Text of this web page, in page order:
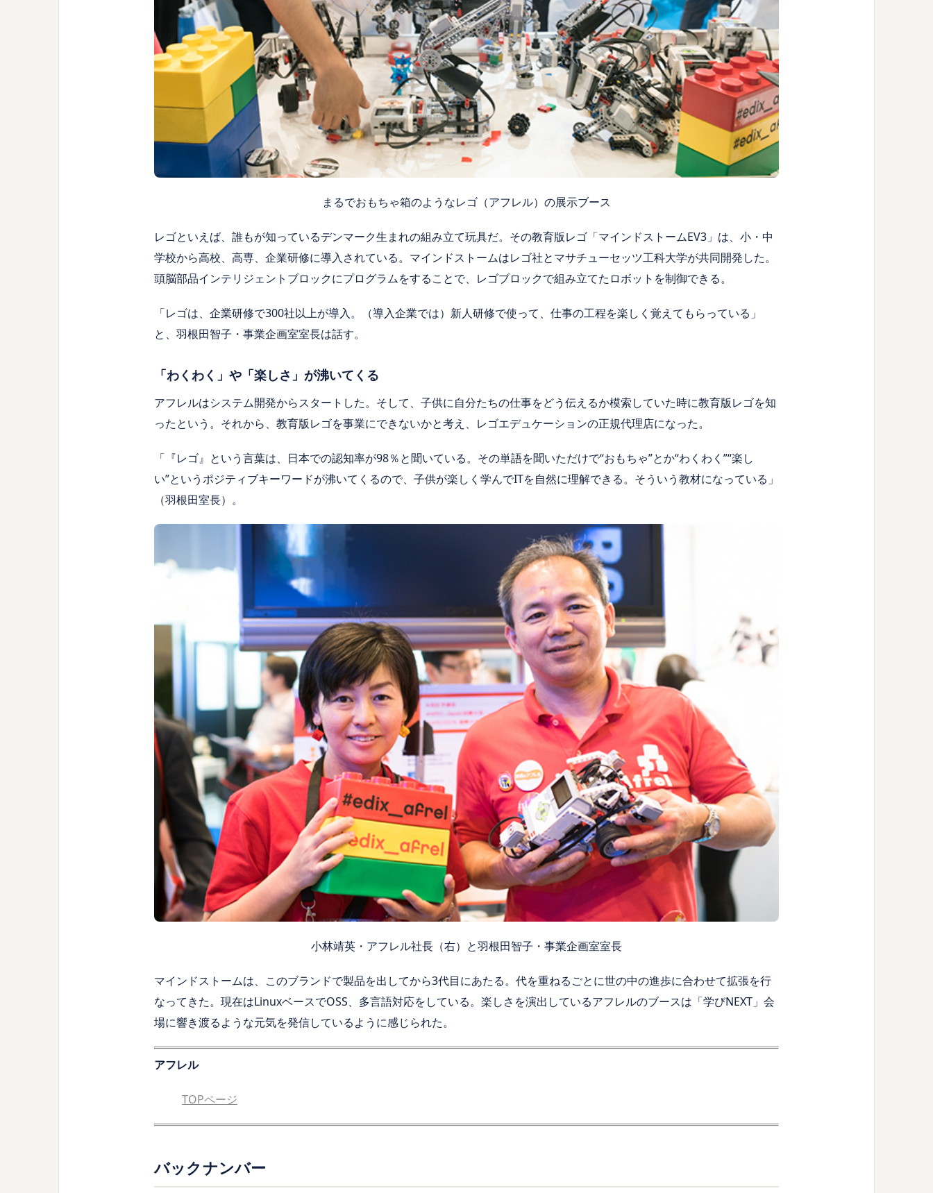
まるでおもちゃ箱のようなレゴ（アフレル）の展示ブース
レゴといえば、誰もが知っているデンマーク生まれの組み立て玩具だ。その教育版レゴ「マインドストームEV3」は、小・中
学校から高校、高専、企業研修に導入されている。マインドストームはレゴ社とマサチューセッツ工科大学が共同開発した。
頭脳部品インテリジェントブロックにプログラムをすることで、レゴブロックで組み立てたロボットを制御できる。
「レゴは、企業研修で300社以上が導入。（導入企業では）新人研修で使って、仕事の工程を楽しく覚えてもらっている」
と、羽根田智子・事業企画室室長は話す。
「わくわく」や「楽しさ」が沸いてくる
アフレルはシステム開発からスタートした。そして、子供に自分たちの仕事をどう伝えるか模索していた時に教育版レゴを知
ったという。それから、教育版レゴを事業にできないかと考え、レゴエデュケーションの正規代理店になった。
「『レゴ』という言葉は、日本での認知率が98％と聞いている。その単語を聞いただけで“おもちゃ”とか“わくわく”“楽し
い”というポジティブキーワードが沸いてくるので、子供が楽しく学んでITを自然に理解できる。そういう教材になっている」
（羽根田室長）。
小林靖英・アフレル社長（右）と羽根田智子・事業企画室室長
マインドストームは、このブランドで製品を出してから3代目にあたる。代を重ねるごとに世の中の進歩に合わせて拡張を行
なってきた。現在はLinuxベースでOSS、多言語対応をしている。楽しさを演出しているアフレルのブースは「学びNEXT」会
場に響き渡るような元気を発信しているように感じられた。
アフレル
TOPページ
バックナンバー